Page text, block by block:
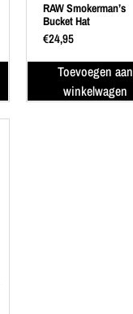
RAW Smokerman’s
Bucket Hat
€24,95
Toevoegen aan
winkelwagen